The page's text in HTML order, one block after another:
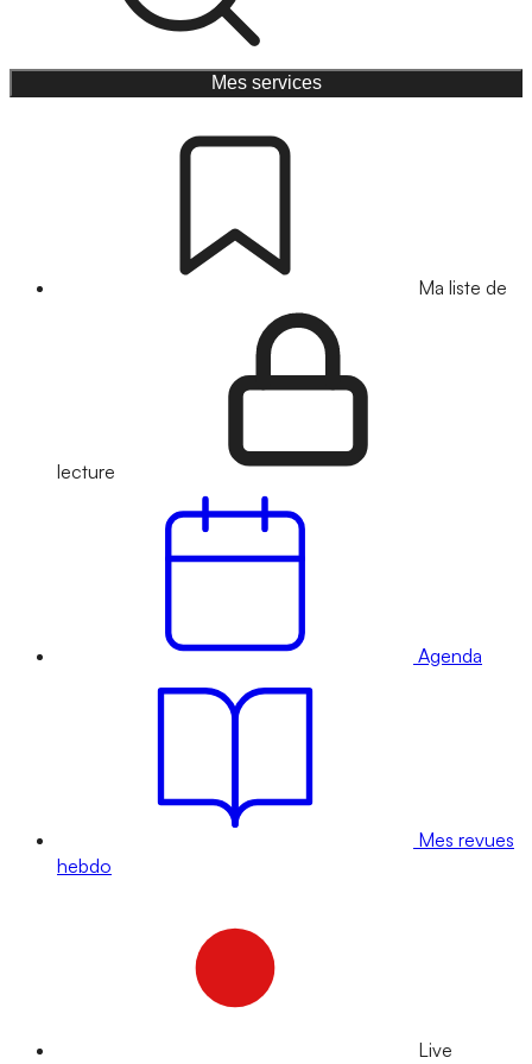
Mes services
Ma liste de
lecture
Agenda
Mes revues
hebdo
Live